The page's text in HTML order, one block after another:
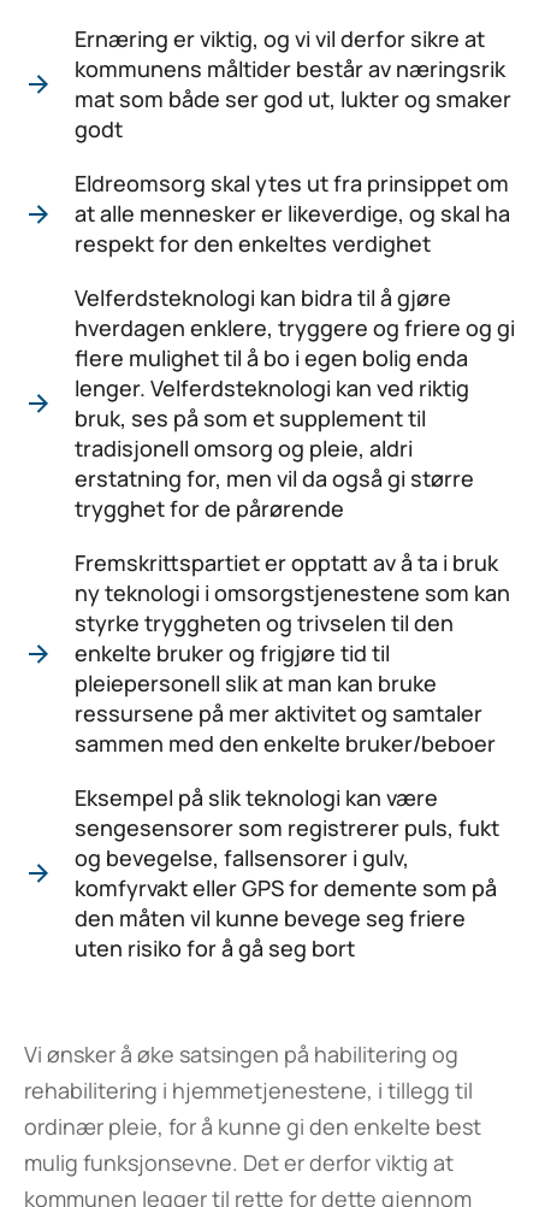
Ernæring er viktig, og vi vil derfor sikre at
kommunens måltider består av næringsrik
mat som både ser god ut, lukter og smaker
godt
Eldreomsorg skal ytes ut fra prinsippet om
at alle mennesker er likeverdige, og skal ha
respekt for den enkeltes verdighet
Velferdsteknologi kan bidra til å gjøre
hverdagen enklere, tryggere og friere og gi
flere mulighet til å bo i egen bolig enda
lenger. Velferdsteknologi kan ved riktig
bruk, ses på som et supplement til
tradisjonell omsorg og pleie, aldri
erstatning for, men vil da også gi større
trygghet for de pårørende
Fremskrittspartiet er opptatt av å ta i bruk
ny teknologi i omsorgstjenestene som kan
styrke tryggheten og trivselen til den
enkelte bruker og frigjøre tid til
pleiepersonell slik at man kan bruke
ressursene på mer aktivitet og samtaler
sammen med den enkelte bruker/beboer
Eksempel på slik teknologi kan være
sengesensorer som registrerer puls, fukt
og bevegelse, fallsensorer i gulv,
komfyrvakt eller GPS for demente som på
den måten vil kunne bevege seg friere
uten risiko for å gå seg bort
Vi ønsker å øke satsingen på habilitering og
rehabilitering i hjemmetjenestene, i tillegg til
ordinær pleie, for å kunne gi den enkelte best
mulig funksjonsevne. Det er derfor viktig at
kommunen legger til rette for dette gjennom